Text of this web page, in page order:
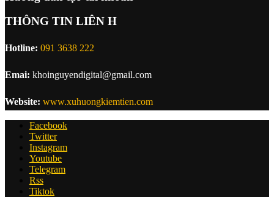
THÔNG TIN LIÊN H
Hotline: 091 3638 222
Emai: khoinguyendigital@gmail.com
Website: www.xuhuongkiemtien.com
Facebook
Twitter
Instagram
Youtube
Telegram
Rss
Tiktok